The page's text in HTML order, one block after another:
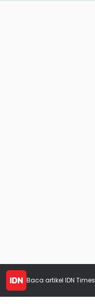
Baca artikel IDN Times